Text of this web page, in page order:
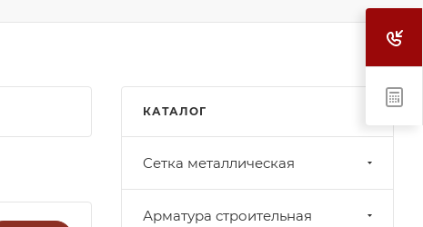
КАТАЛОГ
Cетка металлическая
Арматура строительная